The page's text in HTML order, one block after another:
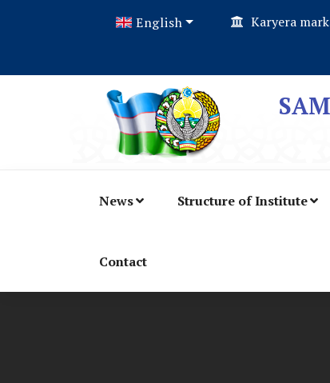
English Karyera
News Structure of Institute
Contact